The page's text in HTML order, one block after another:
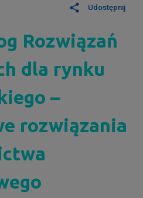
Udostępnij
Rozwiązań
dla rynku
–
rozwiązania